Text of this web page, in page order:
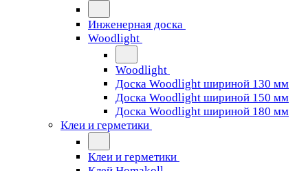
Инженерная доска
Woodlight
Woodlight
Доска Woodlight шириной 130 мм
Доска Woodlight шириной 150 мм
Доска Woodlight шириной 180 мм
Клеи и герметики
Клеи и герметики